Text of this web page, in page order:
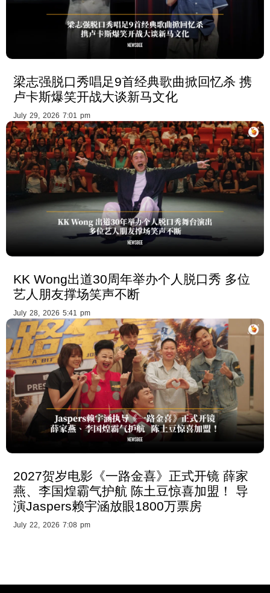
梁志强脱口秀唱足9首经典歌曲掀回忆杀 携
卢卡斯爆笑开战大谈新马文化
July 29, 2026 7:01 pm
KK Wong出道30周年举办个人脱口秀 多位
艺人朋友撑场笑声不断
July 28, 2026 5:41 pm
2027贺岁电影《一路金喜》正式开镜 薛家
燕、李国煌霸气护航 陈土豆惊喜加盟！ 导
演Jaspers赖宇涵放眼1800万票房
July 22, 2026 7:08 pm